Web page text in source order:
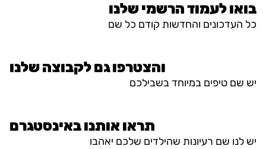
בואו לעמוד הרשמי שלנו
כל העדכונים והחדשות קודם כל שם
והצטרפו גם לקבוצה שלנו
יש שם טיפים במיוחד בשבילכם
תראו אותנו באינסטגרם
יש לנו שם רעיונות שהילדים שלכם יאהבו